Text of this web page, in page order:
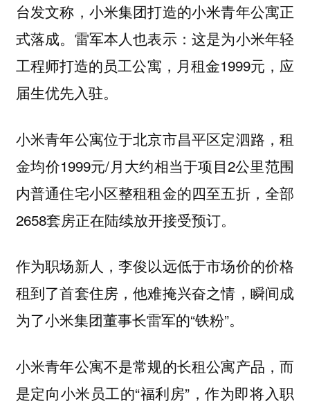
台发文称，小米集团打造的小米青年公寓正
式落成。雷军本人也表示：这是为小米年轻
工程师打造的员工公寓，月租金1999元，应
届生优先入驻。
小米青年公寓位于北京市昌平区定泗路，租
金均价1999元/月大约相当于项目2公里范围
内普通住宅小区整租租金的四至五折，全部
2658套房正在陆续放开接受预订。
作为职场新人，李俊以远低于市场价的价格
租到了首套住房，他难掩兴奋之情，瞬间成
为了小米集团董事长雷军的“铁粉”。
小米青年公寓不是常规的长租公寓产品，而
是定向小米员工的“福利房”，作为即将入职